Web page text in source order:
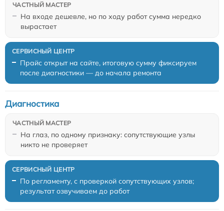
На входе дешевле, но по ходу работ сумма нередко
вырастает
Прайс открыт на сайте, итоговую сумму фиксируем
после диагностики — до начала ремонта
На глаз, по одному признаку: сопутствующие узлы
никто не проверяет
Диагностика
По регламенту, с проверкой сопутствующих узлов;
результат озвучиваем до работ